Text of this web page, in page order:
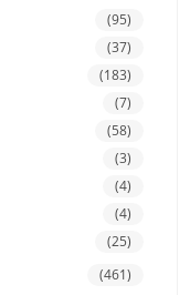
(95)
(37)
(183)
(7)
(58)
(3)
(4)
(4)
(25)
(461)